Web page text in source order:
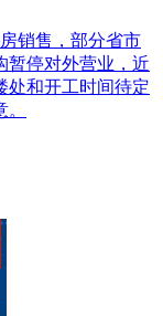
销售，部分省市
暂停对外营业，近
处和开工时间待定